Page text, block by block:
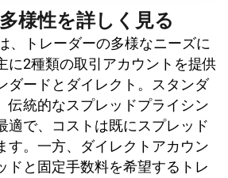
様性を詳しく見る
、トレーダーの多様なニーズに
に2種類の取引アカウントを提供
ダードとダイレクト。スタンダ
伝統的なスプレッドプライシン
適で、コストは既にスプレッド
す。一方、ダイレクトアカウン
ドと固定手数料を希望するトレ